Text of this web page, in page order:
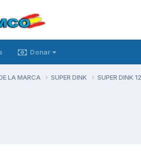
Donar
LA MARCA SUPER DINK SUPER DINK